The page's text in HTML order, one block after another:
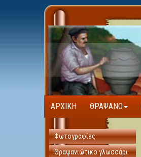
ΑΡΧΙΚΉ ΘΡΑΨΑΝΌ
Φωτογραφίες
Θραψανιώτικο γλωσσάρι